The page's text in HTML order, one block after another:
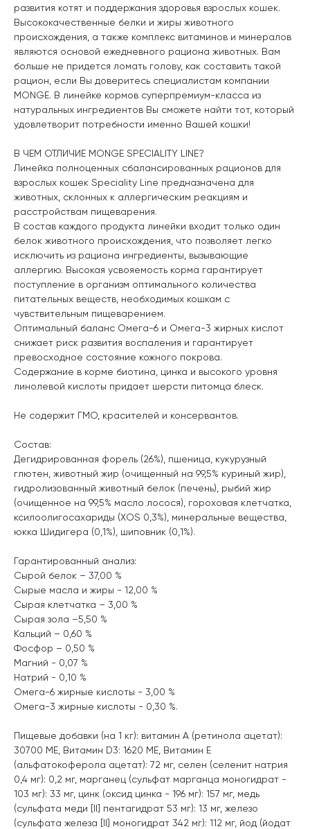
развития котят и поддержания здоровья взрослых кошек.
Высококачественные белки и жиры животного
происхождения, а также комплекс витаминов и минералов
являются основой ежедневного рациона животных. Вам
больше не придется ломать голову, как составить такой
рацион, если Вы доверитесь специалистам компании
MONGE. В линейке кормов суперпремиум-класса из
натуральных ингредиентов Вы сможете найти тот, который
удовлетворит потребности именно Вашей кошки!
В ЧЕМ ОТЛИЧИЕ MONGE SPECIALITY LINE?
Линейка полноценных сбалансированных рационов для
взрослых кошек Speciality Line предназначена для
животных, склонных к аллергическим реакциям и
расстройствам пищеварения.
В состав каждого продукта линейки входит только один
белок животного происхождения, что позволяет легко
исключить из рациона ингредиенты, вызывающие
аллергию. Высокая усвояемость корма гарантирует
поступление в организм оптимального количества
питательных веществ, необходимых кошкам с
чувствительным пищеварением.
Оптимальный баланс Омега-6 и Омега-3 жирных кислот
снижает риск развития воспаления и гарантирует
превосходное состояние кожного покрова.
Содержание в корме биотина, цинка и высокого уровня
линолевой кислоты придает шерсти питомца блеск.
Не содержит ГМО, красителей и консервантов.
Состав:
Дегидрированная форель (26%), пшеница, кукурузный
глютен, животный жир (очищенный на 99,5% куриный жир),
гидролизованный животный белок (печень), рыбий жир
(очищенное на 99,5% масло лосося), гороховая клетчатка,
ксилоолигосахариды (XOS 0,3%), минеральные вещества,
юкка Шидигера (0,1%), шиповник (0,1%).
Гарантированный анализ:
Сырой белок – 37,00 %
Сырые масла и жиры - 12,00 %
Сырая клетчатка – 3,00 %
Сырая зола –5,50 %
Кальций – 0,60 %
Фосфор – 0,50 %
Магний - 0,07 %
Натрий - 0,10 %
Омега-6 жирные кислоты - 3,00 %
Омега-3 жирные кислоты - 0,30 %.
Пищевые добавки (на 1 кг): витамин A (ретинола ацетат):
30700 МЕ, Витамин D3: 1620 МЕ, Витамин Е
(альфатокоферола ацетат): 72 мг, селен (селенит натрия
0,4 мг): 0,2 мг, марганец (сульфат марганца моногидрат -
103 мг): 33 мг, цинк (оксид цинка - 196 мг): 157 мг, медь
(сульфата меди [II] пентагидрат 53 мг): 13 мг, железо
(сульфата железа [II] моногидрат 342 мг): 112 мг, йод (йодат